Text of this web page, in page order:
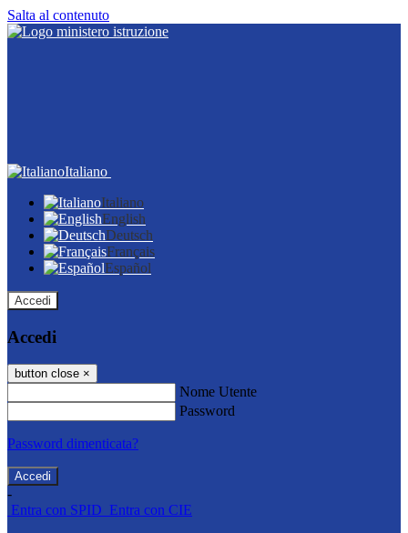
Salta al contenuto
Italiano
Italiano
English
Deutsch
Français
Español
Accedi
Accedi
button close ×
Nome Utente
Password
Password dimenticata?
-
Entra con SPID Entra con CIE